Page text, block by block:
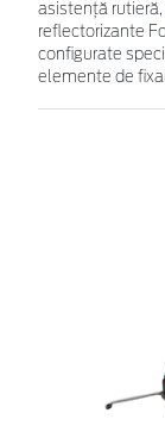
asistenţă
reflectorizante
configurate
elemente de